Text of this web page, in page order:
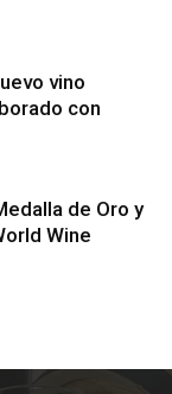
vino
con
de Oro y
Wine